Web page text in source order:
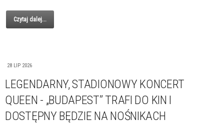
Czytaj dalej...
28 LIP 2026
LEGENDARNY, STADIONOWY KONCERT
QUEEN - „BUDAPEST” TRAFI DO KIN I
DOSTĘPNY BĘDZIE NA NOŚNIKACH